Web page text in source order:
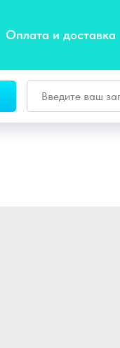
Оплата и доставка